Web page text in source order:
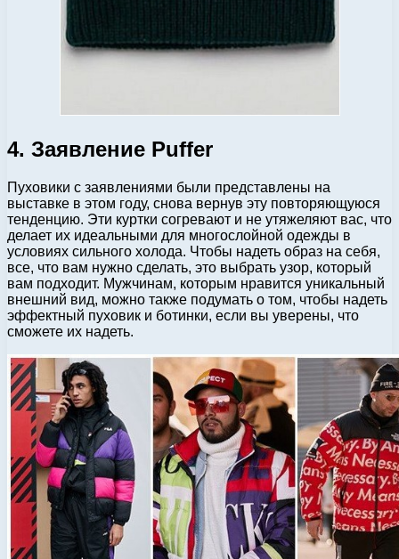
4. Заявление Puffer
Пуховики с заявлениями были представлены на
выставке в этом году, снова вернув эту повторяющуюся
тенденцию. Эти куртки согревают и не утяжеляют вас, что
делает их идеальными для многослойной одежды в
условиях сильного холода. Чтобы надеть образ на себя,
все, что вам нужно сделать, это выбрать узор, который
вам подходит. Мужчинам, которым нравится уникальный
внешний вид, можно также подумать о том, чтобы надеть
эффектный пуховик и ботинки, если вы уверены, что
сможете их надеть.